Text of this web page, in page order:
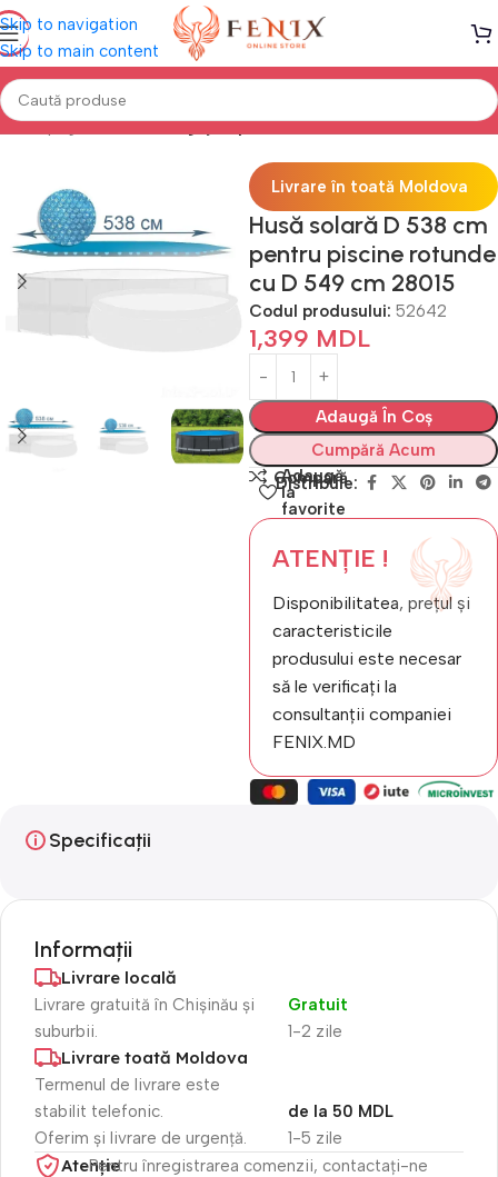
Skip to navigation
Skip to main content
Prima pagină PISCINE Îngrijire piscine
Livrare în toată Moldova
Husă solară D 538 cm
pentru piscine rotunde
cu D 549 cm 28015
Codul produsului: 52642
1,399 MDL
Adaugă În Coș
Cumpără Acum
Compară
Adaugă
la
favorite
Distribuie:
ATENȚIE !
Disponibilitatea, prețul și
caracteristicile
produsului este necesar
să le verificați la
consultanții companiei
FENIX.MD
Specificații
Informații
Livrare locală
Livrare gratuită în Chișinău și
suburbii.
1-2 zile
Gratuit
Livrare toată Moldova
Termenul de livrare este
stabilit telefonic.
Oferim și livrare de urgență.
1-5 zile
de la 50 MDL
Atenție​Pentru înregistrarea comenzii, contactați-ne